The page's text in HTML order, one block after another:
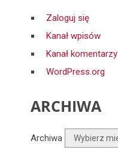
Zaloguj się
Kanał wpisów
Kanał komentarzy
WordPress.org
ARCHIWA
Archiwa